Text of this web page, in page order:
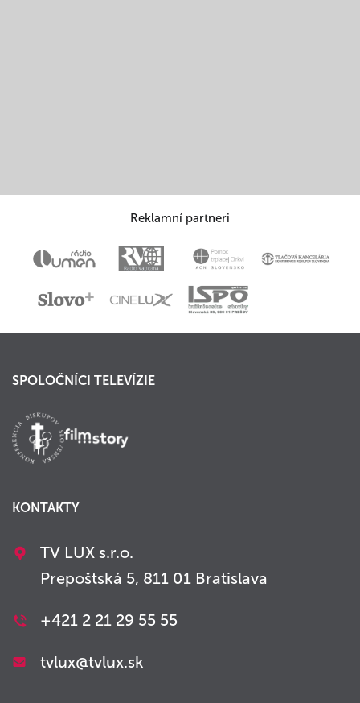
Reklamní partneri
SPOLOČNÍCI TELEVÍZIE
KONTAKTY
TV LUX s.r.o.
Prepoštská 5, 811 01 Bratislava
+421 2 21 29 55 55
tvlux@tvlux.sk